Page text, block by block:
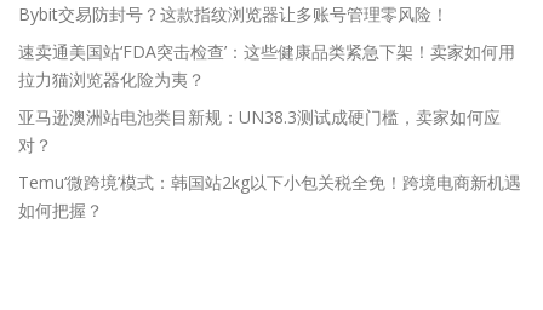
Bybit交易防封号？这款指纹浏览器让多账号管理零风险！
速卖通美国站‘FDA突击检查’：这些健康品类紧急下架！卖家如何用
拉力猫浏览器化险为夷？
亚马逊澳洲站电池类目新规：UN38.3测试成硬门槛，卖家如何应
对？
Temu‘微跨境’模式：韩国站2kg以下小包关税全免！跨境电商新机遇
如何把握？